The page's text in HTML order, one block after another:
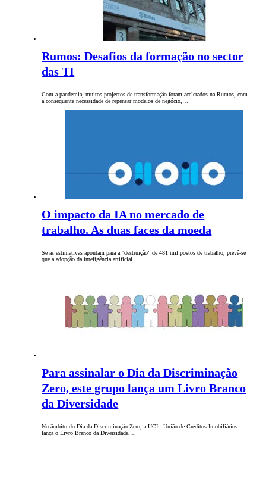
Rumos: Desafios da formação no sector
das TI
Com a pandemia, muitos projectos de transformação foram acelerados na Rumos, com
a consequente necessidade de repensar modelos de negócio,…
O impacto da IA no mercado de
trabalho. As duas faces da moeda
Se as estimativas apontam para a “destruição” de 481 mil postos de trabalho, prevê-se
que a adopção da inteligência artificial…
Para assinalar o Dia da Discriminação
Zero, este grupo lança um Livro Branco
da Diversidade
No âmbito do Dia da Discriminação Zero, a UCI - União de Créditos Imobiliários
lança o Livro Branco da Diversidade,…